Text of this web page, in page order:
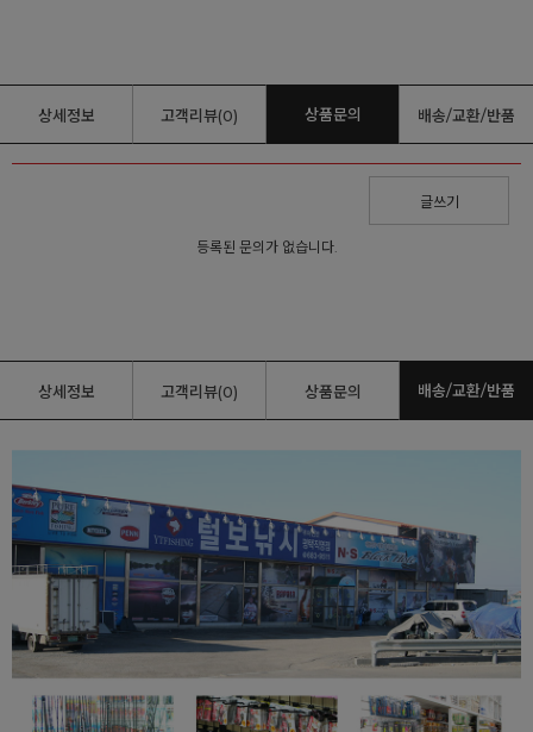
상세정보 고객리뷰(0) 상품문의 배송/교환/반품
글쓰기
등록된 문의가 없습니다.
상세정보 고객리뷰(0) 상품문의 배송/교환/반품